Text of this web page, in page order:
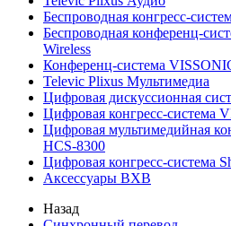
Беспроводная конгресс-
Беспроводная конференц-
Wireless
Конференц-система
Televic Plixus Мультимедиа
Цифровая дискуссионная
Цифровая конгресс-система
Цифровая мультимедийная
HCS-8300
Цифровая конгресс-система
Аксессуары BXB
Назад